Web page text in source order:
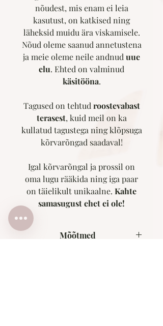
nõudest, mis enam ei leia
kasutust, on katkised ning
läheksid muidu ära viskamisele.
Nõud oleme saanud annetustena
ja meie oleme neile andnud uue
elu. Ehted on valminud
käsitööna.
Tagused on tehtud roostevabast
terasest, kuid meil on ka
kullatud tagustega ning klõpsuga
kõrvarõngad saadaval!
Igal kõrvarõngal ja prossil on
oma lugu rääkida ning iga paar
on täielikult unikaalne. Kahte
samasugust ehet ei ole!
Mõõtmed